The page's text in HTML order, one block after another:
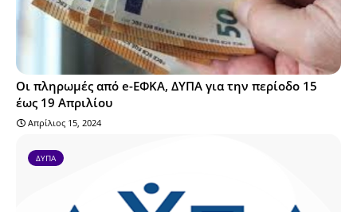
Οι πληρωμές από e-ΕΦΚΑ, ΔΥΠΑ για την περίοδο 15
έως 19 Απριλίου
Απρίλιος 15, 2024
ΔΥΠΑ